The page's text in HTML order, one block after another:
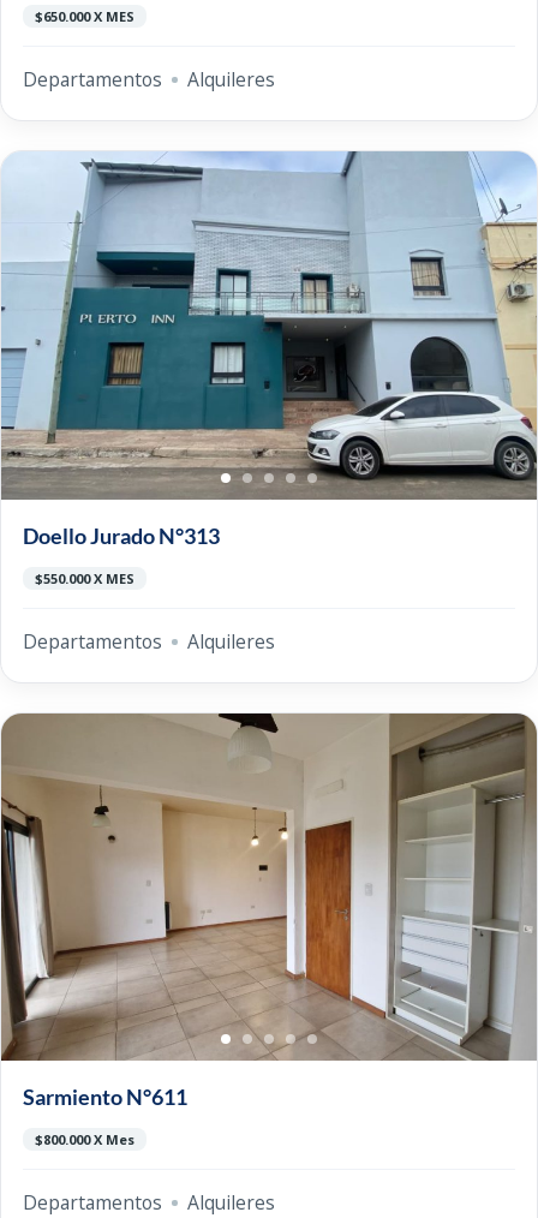
$650.000 X MES
Departamentos Alquileres
Doello Jurado N°313
$550.000 X MES
Departamentos Alquileres
Sarmiento N°611
$800.000 X Mes
Departamentos Alquileres